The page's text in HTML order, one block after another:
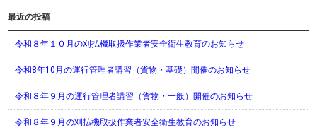
最近の投稿
令和８年１０月の刈払機取扱作業者安全衛生教育のお知らせ
令和8年10月の運行管理者講習（貨物・基礎）開催のお知らせ
令和８年９月の運行管理者講習（貨物・一般）開催のお知らせ
令和８年９月の刈払機取扱作業者安全衛生教育のお知らせ